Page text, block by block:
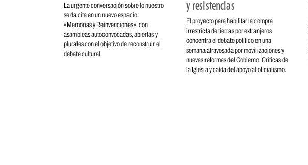
La urgente conversación sobre lo nuestro
se da cita en un nuevo espacio:
«Memorias y Reinvenciones», con
asambleas autoconvocadas, abiertas y
plurales con el objetivo de reconstruir el
debate cultural.
y resistencias
El proyecto para habilitar la compra
irrestricta de tierras por extranjeros
concentra el debate político en una
semana atravesada por movilizaciones y
nuevas reformas del Gobierno. Críticas de
la Iglesia y caída del apoyo al oficialismo.